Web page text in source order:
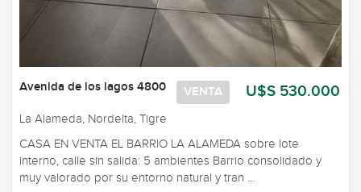
U$S 530.000
VENTA
Avenida de los lagos 4800
La Alameda, Nordelta, Tigre
CASA EN VENTA EL BARRIO LA ALAMEDA sobre lote
interno, calle sin salida: 5 ambientes Barrio consolidado y
muy valorado por su entorno natural y tran ...